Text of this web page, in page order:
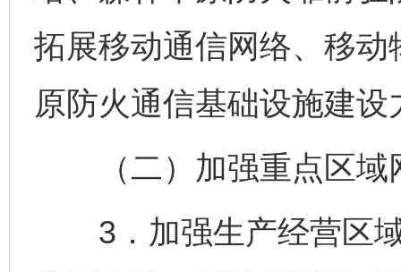
拓展移动通信网络、移
原防火通信基础设施建设
（二）加强重点区域
3．加强生产经营区域